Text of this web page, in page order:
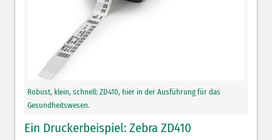
Robust, klein, schnell: ZD410, hier in der Ausführung für das
Gesundheitswesen.
Ein Druckerbeispiel: Zebra ZD410